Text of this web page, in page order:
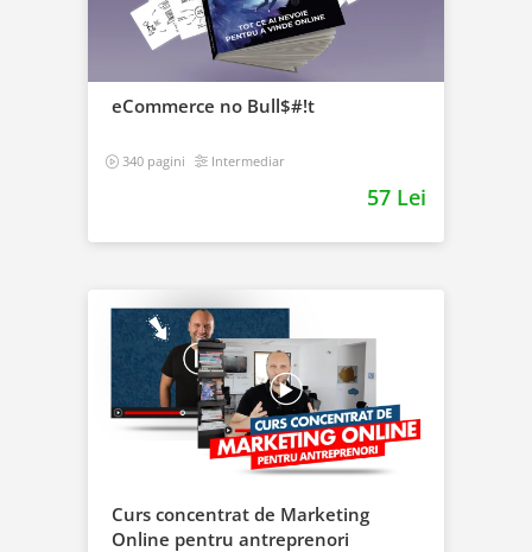
eCommerce no Bull$#!t
340 pagini Intermediar
57 Lei
Curs concentrat de Marketing
Online pentru antreprenori